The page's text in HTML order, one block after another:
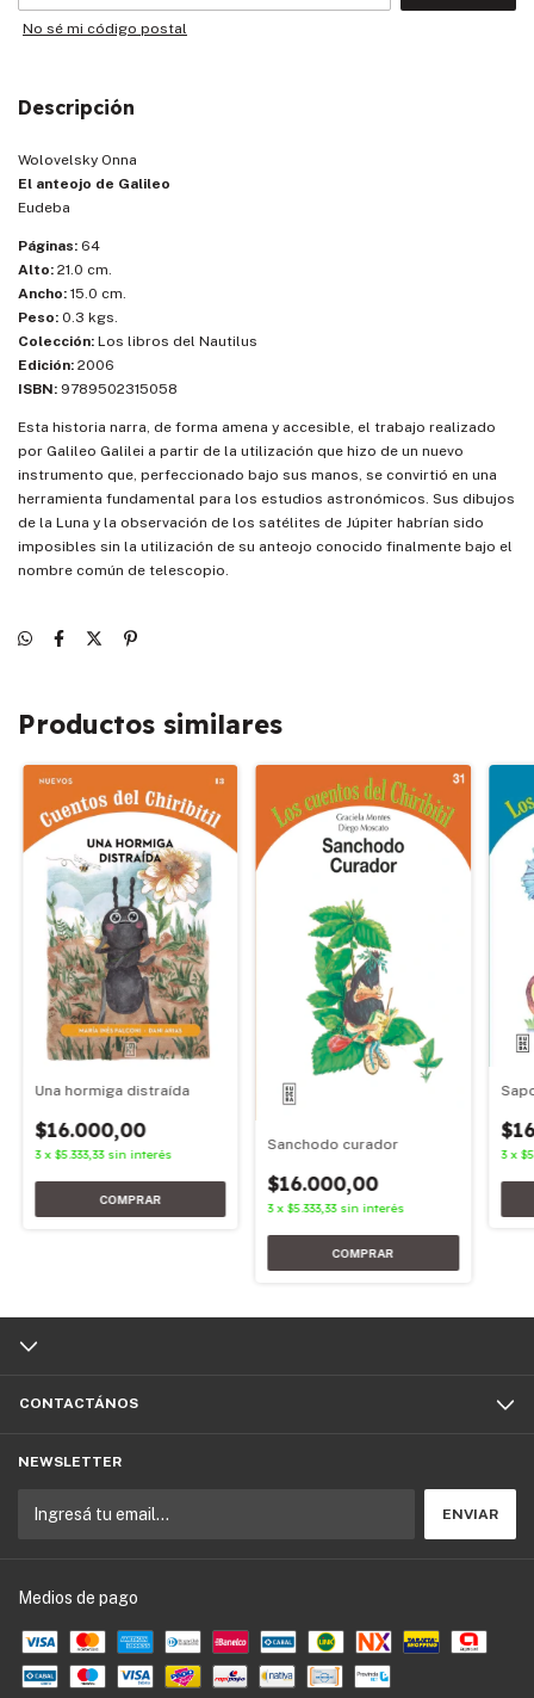
No sé mi código postal
Descripción
Wolovelsky Onna
El anteojo de Galileo
Eudeba
Páginas: 64
Alto: 21.0 cm.
Ancho: 15.0 cm.
Peso: 0.3 kgs.
Colección: Los libros del Nautilus
Edición: 2006
ISBN: 9789502315058
Esta historia narra, de forma amena y accesible, el trabajo realizado
por Galileo Galilei a partir de la utilización que hizo de un nuevo
instrumento que, perfeccionado bajo sus manos, se convirtió en una
herramienta fundamental para los estudios astronómicos. Sus dibujos
de la Luna y la observación de los satélites de Júpiter habrían sido
imposibles sin la utilización de su anteojo conocido finalmente bajo el
nombre común de telescopio.
Productos similares
Una hormiga distraída
$16.000,00
3 x $5.333,33 sin interés
Sanchodo curador
$16.000,00
3 x$5.333,33 sin interés
3 x
CONTACTÁNOS
NEWSLETTER
Medios de pago